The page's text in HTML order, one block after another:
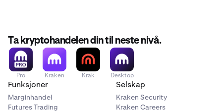
Ta kryptohandelen din til neste nivå.
Pro Kraken Krak Desktop
Funksjoner
Marginhandel
Futures Trading
Selskap
Kraken Security
Kraken Careers